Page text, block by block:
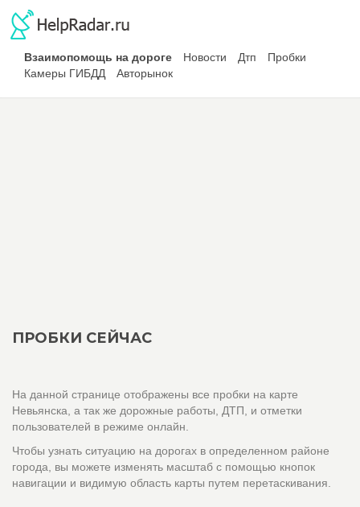
Взаимопомощь на дороге Новости Дтп
Пробки
Камеры ГИБДД
Авторынок
ПРОБКИ СЕЙЧАС
На данной странице отображены все пробки на карте
Невьянска, а так же дорожные работы, ДТП, и отметки
пользователей в режиме онлайн.
Чтобы узнать ситуацию на дорогах в определенном районе
города, вы можете изменять масштаб с помощью кнопок
навигации и видимую область карты путем перетаскивания.